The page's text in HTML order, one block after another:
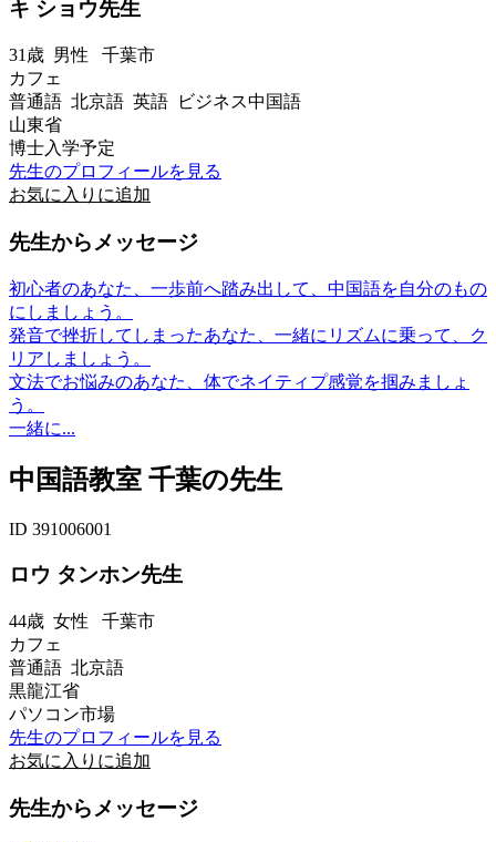
キ ショウ先生
31歳 男性 千葉市
カフェ
普通語 北京語 英語 ビジネス中国語
山東省
博士入学予定
先生のプロフィールを見る
お気に入りに追加
先生からメッセージ
初心者のあなた、一歩前へ踏み出して、中国語を自分のもの
にしましょう。
発音で挫折してしまったあなた、一緒にリズムに乗って、ク
リアしましょう。
文法でお悩みのあなた、体でネイティプ感覚を掴みましょ
う。
一緒に...
中国語教室 千葉の先生
ID 391006001
ロウ タンホン先生
44歳 女性 千葉市
カフェ
普通語 北京語
黒龍江省
パソコン市場
先生のプロフィールを見る
お気に入りに追加
先生からメッセージ